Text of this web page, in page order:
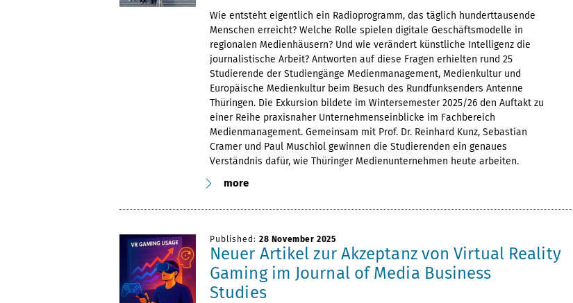
Wie entsteht eigentlich ein Radioprogramm, das täglich hunderttausende
Menschen erreicht? Welche Rolle spielen digitale Geschäftsmodelle in
regionalen Medienhäusern? Und wie verändert künstliche Intelligenz die
journalistische Arbeit? Antworten auf diese Fragen erhielten rund 25
Studierende der Studiengänge Medienmanagement, Medienkultur und
Europäische Medienkultur beim Besuch des Rundfunksenders Antenne
Thüringen. Die Exkursion bildete im Wintersemester 2025/26 den Auftakt zu
einer Reihe praxisnaher Unternehmenseinblicke im Fachbereich
Medienmanagement. Gemeinsam mit Prof. Dr. Reinhard Kunz, Sebastian
Cramer und Paul Muschiol gewinnen die Studierenden ein genaues
Verständnis dafür, wie Thüringer Medienunternehmen heute arbeiten.
more
Published: 28 November 2025
Neuer Artikel zur Akzeptanz von Virtual Reality
Gaming im Journal of Media Business
Studies